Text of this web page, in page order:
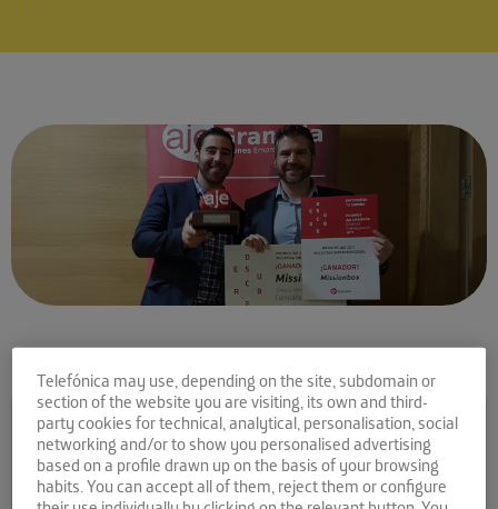
Comparte la noticia:
MissionBox, acelerada en
El Cubo, es galardonada
Telefónica may use, depending on the site, subdomain or
section of the website you are visiting, its own and third-
party cookies for technical, analytical, personalisation, social
networking and/or to show you personalised advertising
based on a profile drawn up on the basis of your browsing
habits. You can accept all of them, reject them or configure